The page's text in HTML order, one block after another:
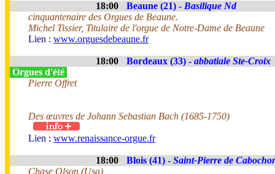
18:00 Beaune (21) - Basilique Nd
cinquantenaire des Orgues de Beaune.
Michel Tissier, Titulaire de l'orgue de Notre-Dame de Beaune
Lien : www.orguesdebeaune.fr
18:00 Bordeaux (33) - abbatiale Ste-Croix
Orgues d'été
Pierre Offret
Des œuvres de Johann Sebastian Bach (1685-1750)
Lien : www.renaissance-orgue.fr
18:00 Blois (41) - Saint-Pierre de
Chase Olson (Usa)